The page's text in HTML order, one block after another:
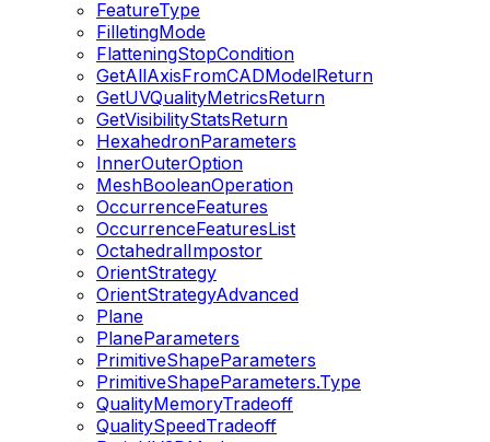
FeatureType
FilletingMode
FlatteningStopCondition
GetAllAxisFromCADModelReturn
GetUVQualityMetricsReturn
GetVisibilityStatsReturn
HexahedronParameters
InnerOuterOption
MeshBooleanOperation
OccurrenceFeatures
OccurrenceFeaturesList
OctahedralImpostor
OrientStrategy
OrientStrategyAdvanced
Plane
PlaneParameters
PrimitiveShapeParameters
PrimitiveShapeParameters.Type
QualityMemoryTradeoff
QualitySpeedTradeoff